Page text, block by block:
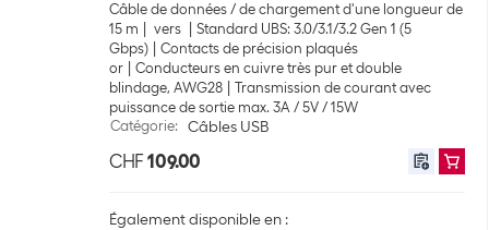
Câble de données / de chargement d'une longueur de
15 m
vers
Standard UBS: 3.0/3.1/3.2 Gen 1 (5
Gbps)
Contacts de précision plaqués
or
Conducteurs en cuivre très pur et double
blindage, AWG28
Transmission de courant avec
puissance de sortie max. 3A / 5V / 15W
Catégorie: Câbles USB
CHF 109.00
Également disponible en :